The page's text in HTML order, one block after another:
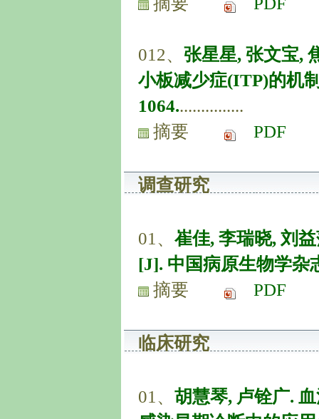
012、 张星星, 张文宝,
小板减少症(ITP)的机
1064................
摘要
PDF
调查研究
01、 崔佳, 李瑞晓, 刘
[J]. 中国病原生物学杂
摘要
PDF
临床研究
01、 胡慧琴, 卢铨广.